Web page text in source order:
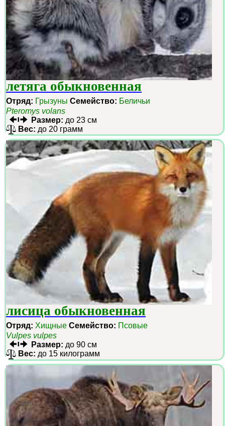
летяга обыкновенная
Отряд: Грызуны Семейство: Беличьи
Pteromys volans
Размер: до 23 см
Вес: до 20 грамм
лисица обыкновенная
Отряд: Хищные Семейство: Псовые
Vulpes vulpes
Размер: до 90 см
Вес: до 15 килограмм